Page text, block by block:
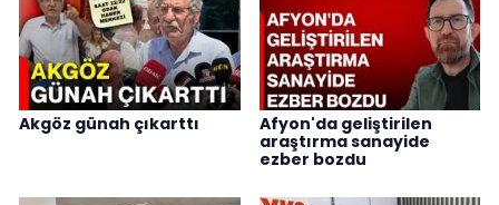
Akgöz günah çıkarttı
Afyon'da geliştirilen
araştırma sanayide
ezber bozdu